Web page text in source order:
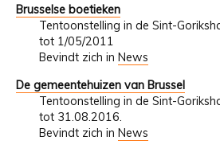
Brusselse boetieken
Tentoonstelling in de Sint-
tot 1/05/2011
Bevindt zich in News
De gemeentehuizen van Brussel
Tentoonstelling in de Sint-
tot 31.08.2016.
Bevindt zich in News